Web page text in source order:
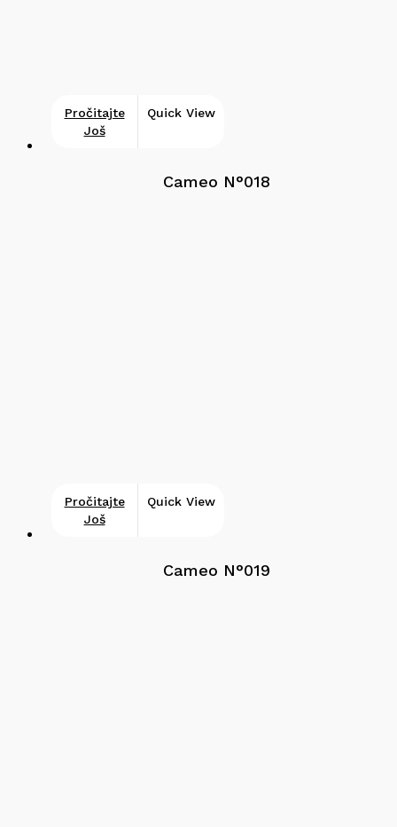
Pročitajte
Još
Quick View
Cameo N°018
Pročitajte
Još
Quick View
Cameo N°019